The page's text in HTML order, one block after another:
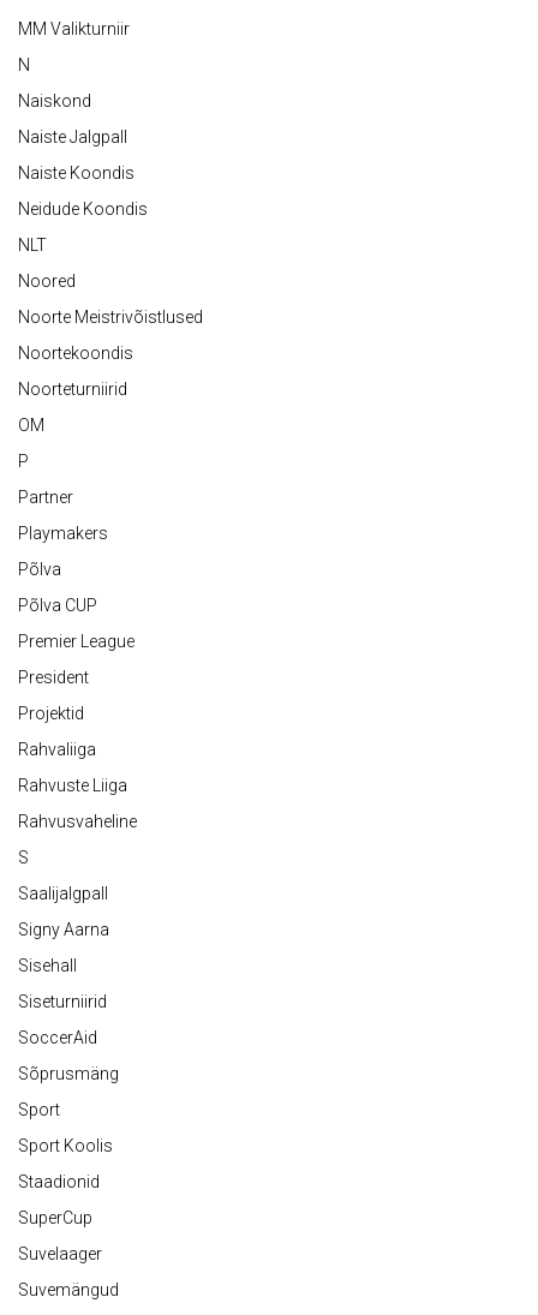
MM Valikturniir
N
Naiskond
Naiste Jalgpall
Naiste Koondis
Neidude Koondis
NLT
Noored
Noorte Meistrivõistlused
Noortekoondis
Noorteturniirid
OM
P
Partner
Playmakers
Põlva
Põlva CUP
Premier League
President
Projektid
Rahvaliiga
Rahvuste Liiga
Rahvusvaheline
S
Saalijalgpall
Signy Aarna
Sisehall
Siseturniirid
SoccerAid
Sõprusmäng
Sport
Sport Koolis
Staadionid
SuperCup
Suvelaager
Suvemängud